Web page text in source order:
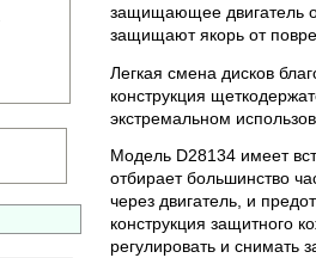
защищающее двигатель
защищают якорь от
Легкая смена дисков
конструкция
экстремальном
Модель D28134 имеет
отбирает большинство
через двигатель, и
конструкция защитного
регулировать и снимать